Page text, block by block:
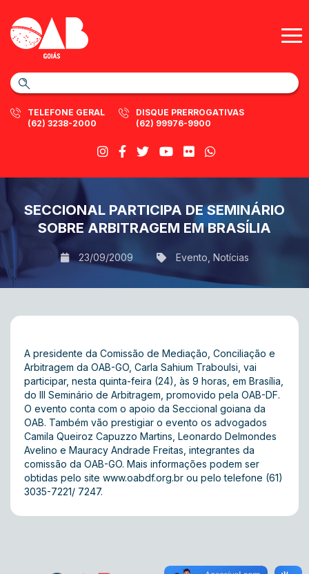
TELEFONE GERAL
(62) 3238-2000
DISQUE PRERROGATIVAS
(62) 99976-9900
SECCIONAL PARTICIPA DE SEMINÁRIO
SOBRE ARBITRAGEM EM BRASÍLIA
23/09/2009 Evento Notícias
A presidente da Comissão de Mediação, Conciliação e
Arbitragem da OAB-GO, Carla Sahium Traboulsi, vai
participar, nesta quinta-feira (24), às 9 horas, em Brasília,
do III Seminário de Arbitragem, promovido pela OAB-DF.
O evento conta com o apoio da Seccional goiana da
OAB. Também vão prestigiar o evento os advogados
Camila Queiroz Capuzzo Martins, Leonardo Delmondes
Avelino e Mauracy Andrade Freitas, integrantes da
comissão da OAB-GO. Mais informações podem ser
obtidas pelo site www.oabdf.org.br ou pelo telefone (61)
3035-7221/ 7247.